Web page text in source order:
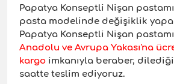
Papatya Konseptli Nişan
pasta modelinde değişiklik
Papatya Konseptli Nişan
Anadolu ve Avrupa Yakası'na
kargo imkanıyla beraber,
saatte teslim ediyoruz.